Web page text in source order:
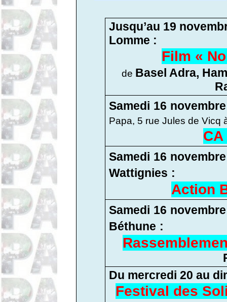
Jusqu’au 19
Lomme :
Film «
de Basel Adra,
Samedi 16
Papa, 5 rue Jules de Vicq
CA
Samedi 16
Wattignies :
Action
Samedi 16
Béthune :
Du mercredi 20 au
Festival des